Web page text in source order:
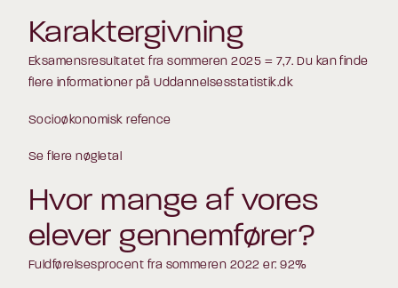
Karaktergivning
Eksamensresultatet fra sommeren 2025 = 7,7. Du kan finde
flere informationer påUddannelsesstatistik.dk
Socioøkonomisk refence
Se flere nøgletal
Hvor mange af vores
elever gennemfører?
Fuldførelsesprocent fra sommeren 2022 er: 92%